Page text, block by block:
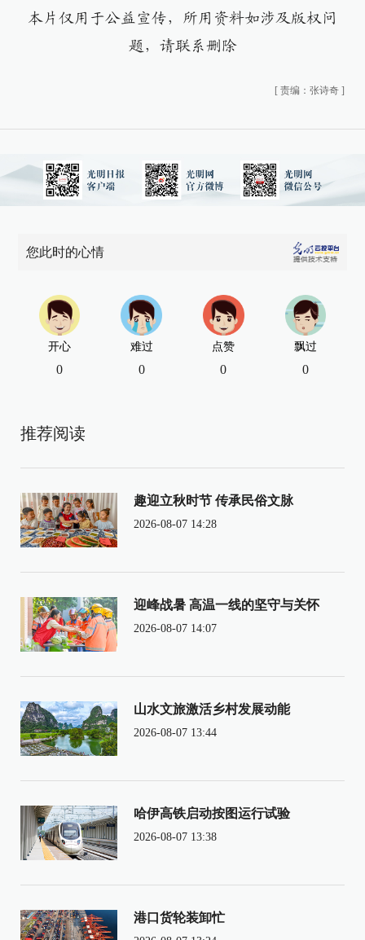
本片仅用于公益宣传，所用资料如涉及版权问
题，请联系删除
[ 责编：张诗奇 ]
您此时的心情
开心
0
难过
0
点赞
0
飘过
0
推荐阅读
趣迎立秋时节 传承民俗文脉
2026-08-07 14:28
迎峰战暑 高温一线的坚守与关怀
2026-08-07 14:07
山水文旅激活乡村发展动能
2026-08-07 13:44
哈伊高铁启动按图运行试验
2026-08-07 13:38
港口货轮装卸忙